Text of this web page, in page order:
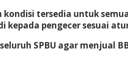
tersedia untuk
kepada pengecer sesuai
SPBU agar menjual